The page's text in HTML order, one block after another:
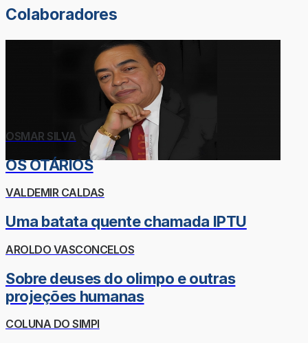
Colaboradores
OSMAR SILVA
OS OTÁRIOS
VALDEMIR CALDAS
Uma batata quente chamada IPTU
AROLDO VASCONCELOS
Sobre deuses do olimpo e outras
projeções humanas
COLUNA DO SIMPI